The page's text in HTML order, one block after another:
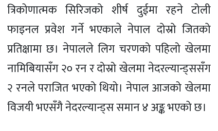
त्रिकोणात्मक सिरिजको शीर्ष दुईमा रहने टोली
फाइनल प्रवेश गर्ने भएकाले नेपाल दोस्रो जितको
प्रतिक्षामा छ। नेपालले लिग चरणको पहिलो खेलमा
नामिबियासँग २० रन र दोस्रो खेलमा नेदरल्यान्ड्ससँग
२ रनले पराजित भएको थियो। नेपाल आजको खेलमा
विजयी भएसँगै नेदरल्यान्ड्स समान ४ अङ्क भएको छ।